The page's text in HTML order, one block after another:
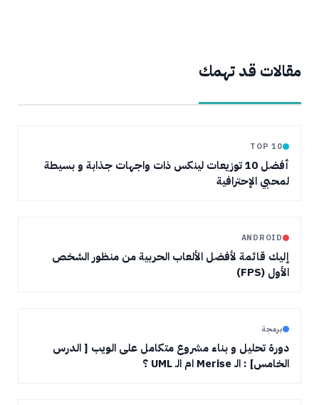
مقالات قد تهمك
TOP 10
أفضل 10 توزيعات لينكس ذات واجهات جذابة و بسيطة
لمحبي الإحترافية
ANDROID
إليك قائمة لأفضل الألعاب الحربية من منظور الشخص
الأول (FPS)
برمجة
دورة تحليل و بناء مشروع متكامل على الويب [ الدرس
الخامس] : الـ Merise ام الـ UML ؟